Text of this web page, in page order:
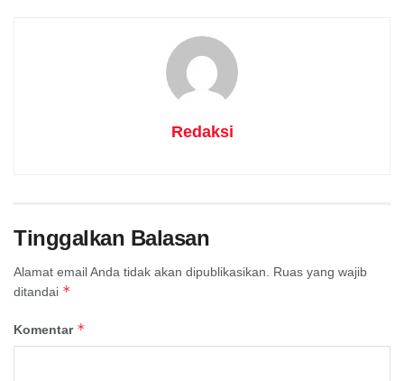
Redaksi
Tinggalkan Balasan
Alamat email Anda tidak akan dipublikasikan. Ruas yang wajib
ditandai *
Komentar *